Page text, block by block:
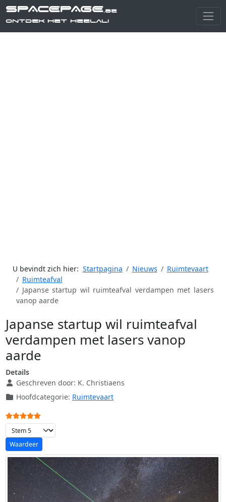
SPACEPAGE.be
Ontdek het heelal!
U bevindt zich hier: Startpagina Nieuws
Ruimtevaart
Ruimteafval
Japanse startup wil ruimteafval verdampen met lasers
vanop aarde
Japanse startup wil ruimteafval
verdampen met lasers vanop
aarde
Details
Geschreven door: K. Christiaens
Hoofdcategorie: Ruimtevaart
Gebruikerswaardering:
Voeg waardering toe